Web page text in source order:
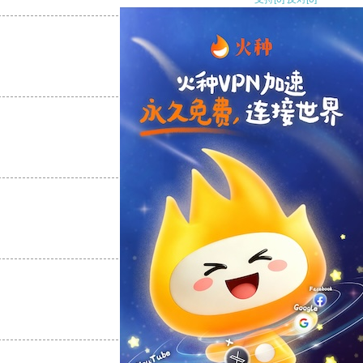
支持[0] 反对
支持
反对 [0]
支持[0] 反对[0]